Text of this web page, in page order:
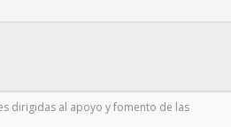
dirigidas al apoyo y fomento de las